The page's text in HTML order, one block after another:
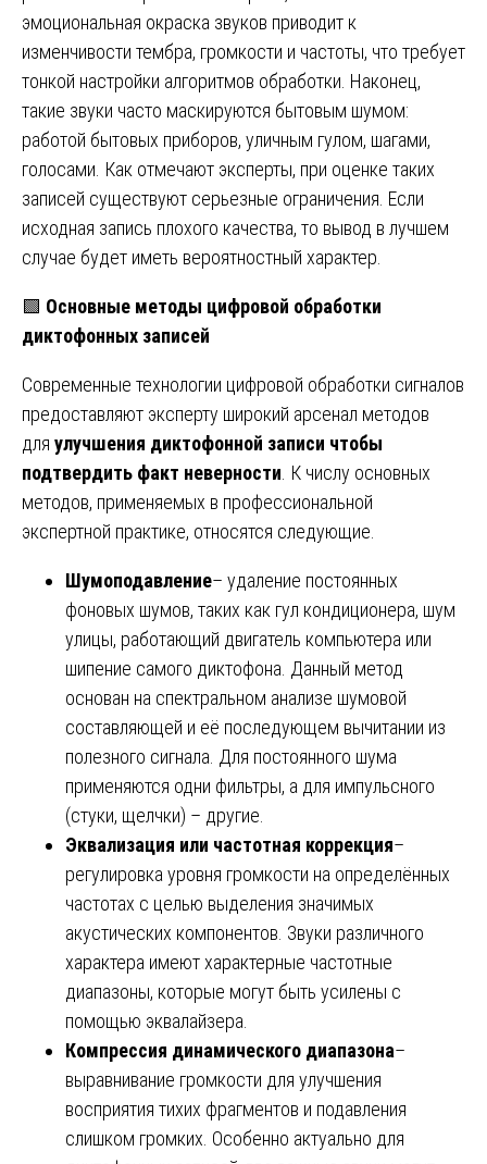
эмоциональная окраска звуков приводит к
изменчивости тембра, громкости и частоты, что требует
тонкой настройки алгоритмов обработки. Наконец,
такие звуки часто маскируются бытовым шумом:
работой бытовых приборов, уличным гулом, шагами,
голосами. Как отмечают эксперты, при оценке таких
записей существуют серьезные ограничения. Если
исходная запись плохого качества, то вывод в лучшем
случае будет иметь вероятностный характер.
🟩 Основные методы цифровой обработки
диктофонных записей
Современные технологии цифровой обработки сигналов
предоставляют эксперту широкий арсенал методов
для улучшения диктофонной записи чтобы
подтвердить факт неверности . К числу основных
методов, применяемых в профессиональной
экспертной практике, относятся следующие.
Шумоподавление– удаление постоянных
фоновых шумов, таких как гул кондиционера, шум
улицы, работающий двигатель компьютера или
шипение самого диктофона. Данный метод
основан на спектральном анализе шумовой
составляющей и её последующем вычитании из
полезного сигнала. Для постоянного шума
применяются одни фильтры, а для импульсного
(стуки, щелчки) – другие.
Эквализация или частотная коррекция–
регулировка уровня громкости на определённых
частотах с целью выделения значимых
акустических компонентов. Звуки различного
характера имеют характерные частотные
диапазоны, которые могут быть усилены с
помощью эквалайзера.
Компрессия динамического диапазона–
выравнивание громкости для улучшения
восприятия тихих фрагментов и подавления
слишком громких. Особенно актуально для